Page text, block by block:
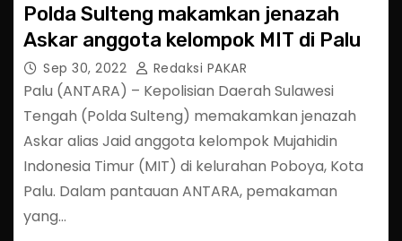
Polda Sulteng makamkan jenazah
Askar anggota kelompok MIT di Palu
Sep 30, 2022 Redaksi PAKAR
Palu (ANTARA) – Kepolisian Daerah Sulawesi
Tengah (Polda Sulteng) memakamkan jenazah
Askar alias Jaid anggota kelompok Mujahidin
Indonesia Timur (MIT) di kelurahan Poboya, Kota
Palu. Dalam pantauan ANTARA, pemakaman
yang…